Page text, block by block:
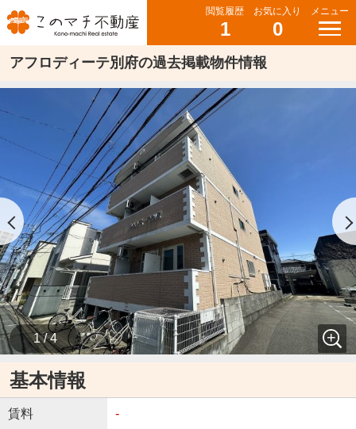
閲覧履歴
1
お気に入り
0
メニュー
アフロディーテ別府の過去掲載物件情報
1 / 4
基本情報
賃料 -